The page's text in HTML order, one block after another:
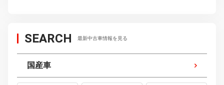
SEARCH 最新中古車情報を見る
国産車